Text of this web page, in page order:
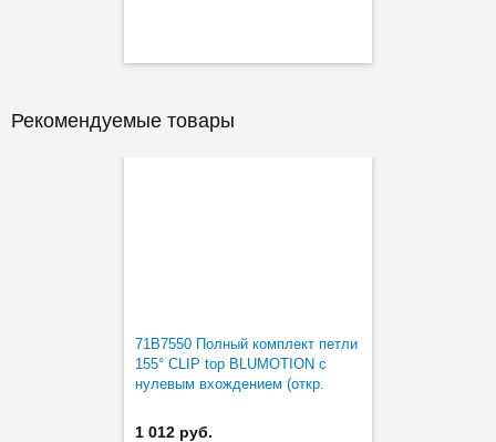
Рекомендуемые товары
71B7550 Полный комплект петли
155° CLIP top BLUMOTION с
нулевым вхождением (откр.
1 012 руб.